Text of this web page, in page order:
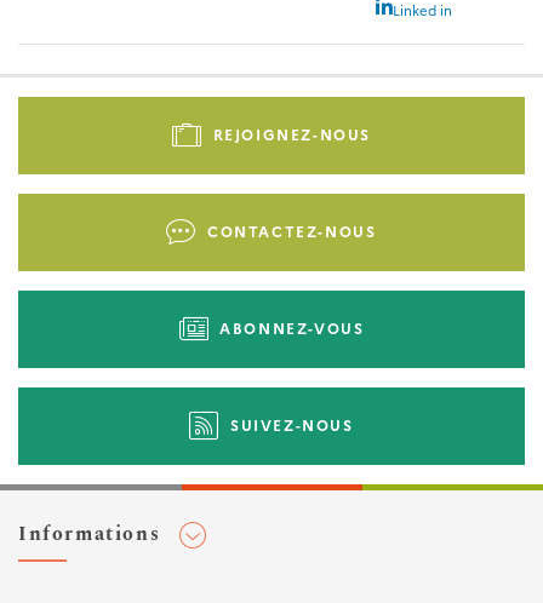
Linked in
Pied
-
REJOIGNEZ-NOUS
CONTACTEZ-NOUS
ABONNEZ-VOUS
SUIVEZ-NOUS
Informations